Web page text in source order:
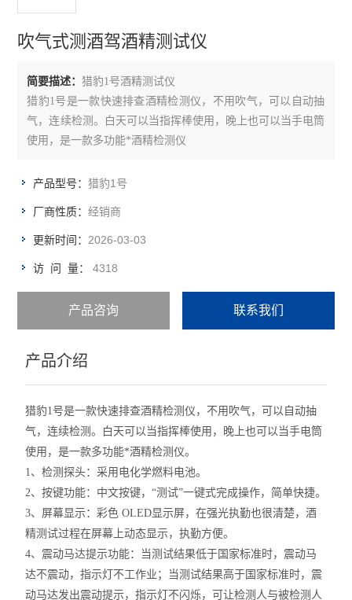
氧气检测仪
臭氧检测仪
甲醛检测仪
查看全部 >>
吹气式测酒驾酒精测试仪
简要描述：猎豹1号酒精测试仪
猎豹1号是一款快速排查酒精检测仪，不用吹气，可以自动抽
气，连续检测。白天可以当指挥棒使用，晚上也可以当手电筒
使用，是一款多功能*酒精检测仪
产品型号：猎豹1号
厂商性质：经销商
更新时间：2026-03-03
访 问 量：4318
产品咨询 联系我们
产品介绍
猎豹1号是一款快速排查酒精检测仪，不用吹气，可以自动抽
气，连续检测。白天可以当指挥棒使用，晚上也可以当手电筒
使用，是一款多功能*酒精检测仪。
1、检测探头：采用电化学燃料电池。
2、按键功能：中文按键，“测试”一键式完成操作，简单快捷。
3、屏幕显示：彩色 OLED显示屏，在强光执勤也很清楚，酒
精测试过程在屏幕上动态显示，执勤方便。
4、震动马达提示功能：当测试结果低于国家标准时，震动马
达不震动，指示灯不工作业；当测试结果高于国家标准时，震
动马达发出震动提示，指示灯不闪烁，可让检测人与被检测人